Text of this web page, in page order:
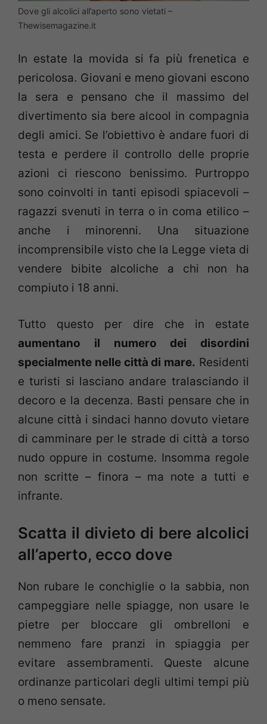
Dove gli alcolici all’aperto sono vietati –
Thewisemagazine.it
In estate la movida si fa più frenetica e
pericolosa. Giovani e meno giovani escono
la sera e pensano che il massimo del
divertimento sia bere alcool in compagnia
degli amici. Se l’obiettivo è andare fuori di
testa e perdere il controllo delle proprie
azioni ci riescono benissimo. Purtroppo
sono coinvolti in tanti episodi spiacevoli –
ragazzi svenuti in terra o in coma etilico –
anche i minorenni. Una situazione
incomprensibile visto che la Legge vieta di
vendere bibite alcoliche a chi non ha
compiuto i 18 anni.
Tutto questo per dire che in estate
aumentano il numero dei disordini
specialmente nelle città di mare. Residenti
e turisti si lasciano andare tralasciando il
decoro e la decenza. Basti pensare che in
alcune città i sindaci hanno dovuto vietare
di camminare per le strade di città a torso
nudo oppure in costume. Insomma regole
non scritte – finora – ma note a tutti e
infrante.
Scatta il divieto di bere alcolici
all’aperto, ecco dove
Non rubare le conchiglie o la sabbia, non
campeggiare nelle spiagge, non usare le
pietre per bloccare gli ombrelloni e
nemmeno fare pranzi in spiaggia per
evitare assembramenti. Queste alcune
ordinanze particolari degli ultimi tempi più
o meno sensate.